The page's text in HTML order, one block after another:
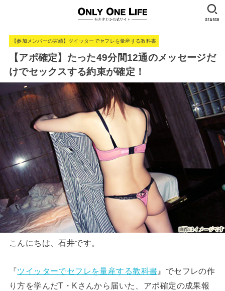
SEARCH
【参加メンバーの実績】ツイッターでセフレを量産する教科書
【アポ確定】たった49分間12通のメッセージだ
けでセックスする約束が確定！
こんにちは、石井です。
『ツイッターでセフレを量産する教科書 』でセフレの作
り方を学んだT・Kさんから届いた、アポ確定の成果報